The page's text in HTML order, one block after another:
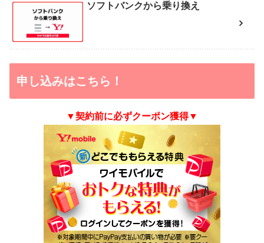
ソフトバンクから乗り換え
申し込みはこちら！
▼契約前に必ずクーポン獲得▼